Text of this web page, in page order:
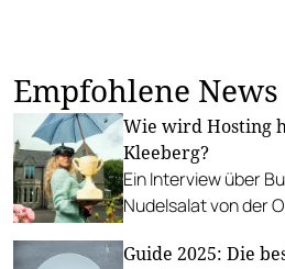
Empfohlene News
Wie wird Hosting
Kleeberg?
Ein Interview über
Nudelsalat von der
künstlerisches
Guide 2025: Die